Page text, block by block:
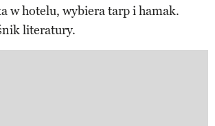
w hotelu, wybiera tarp i hamak.
literatury.